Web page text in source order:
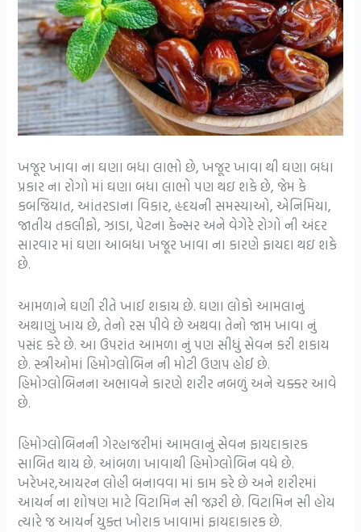
ખજૂર ખાવા ના ઘણા બધા લાભો છે, ખજૂર ખાવા થી ઘણા બધા
પ્રકાર ના રોગો માં ઘણા બધા લાભો પણ થઇ શકે છે, જેમ કે
કબજિયાત, આંતરડાના વિકાર, હૃદયની સમસ્યાઓ, એનિમિયા,
જાતીય તકલીફો, ઝાડા, પેટના કેન્સર અને વેગેરે રોગો ની અંદર
સારવાર માં ઘણા આબધા ખજૂર ખાવા ના કારણે ફાયદા થઇ શકે
છે.
આમળાને ઘણી રીતે ખાઈ શકાય છે. ઘણા લોકો આમલાનું
અથાણું ખાય છે, તેનો રસ પીવે છે અથવા તેનો જામ ખાવા નું
પસંદ કરે છે. આ ઉપરાંત આમળા નું પણ સીધું સેવન કરી શકાય
છે. સ્ત્રીઓમાં હિમોગ્લોબિન ની મોટી ઉણપ હોઈ છે.
હિમોગ્લોબિનના અભાવને કારણે શરીર નબળું અને ચક્કર આવે
છે.
હિમોગ્લોબિનની ગેરહાજરીમાં આમલાનું સેવન ફાયદાકારક
સાબિત થાય છે. આંબળા ખાવાથી હિમોગ્લોબિન વધે છે.
ખરેખર,આયરન લોહી બનાવવા માં કામ કરે છે અને શરીરમાં
આયર્ન ના શોષણ માટે વિટામિન સી જરૂરી છે. વિટામિન સી હોય
ત્યારે જ આયર્ન યુક્ત ખોરાક ખાવામાં ફાયદાકારક છે.